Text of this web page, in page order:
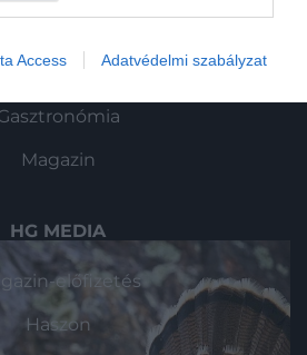
Access Adatvédelmi szabályzat
Magazin
HG MEDIA
előfizetés
Haszon